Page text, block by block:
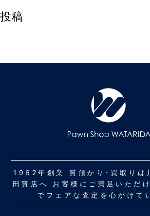
投稿
1962年創業 質預かり･買取りは
田質店へ お客様にご満足いただ
でフェアな査定を心がけて